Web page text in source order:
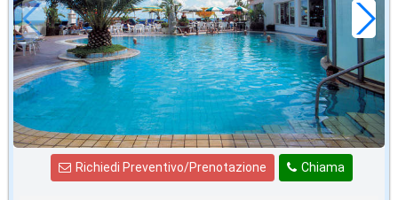
a notte
Chiama
Richiedi Preventivo/Prenotazione